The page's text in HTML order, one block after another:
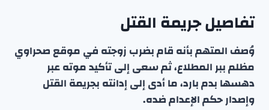
تفاصيل جريمة القتل
وُصف المتهم بأنه قام بضرب زوجته في موقع صحراوي
مظلم ببر المطلاع، ثم سعى إلى تأكيد موته عبر
دهسها بدم بارد، ما أدى إلى إدانته بجريمة القتل
وإصدار حكم الإعدام ضده.